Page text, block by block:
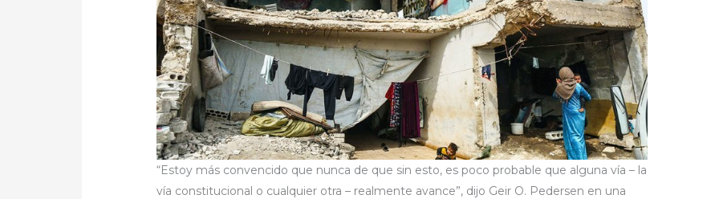
“Estoy más convencido que nunca de que sin esto, es poco probable que alguna vía – la
vía constitucional o cualquier otra – realmente avance”, dijo Geir O. Pedersen en una